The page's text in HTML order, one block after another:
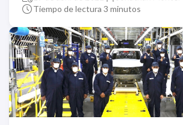
Tiempo de lectura 3 minutos